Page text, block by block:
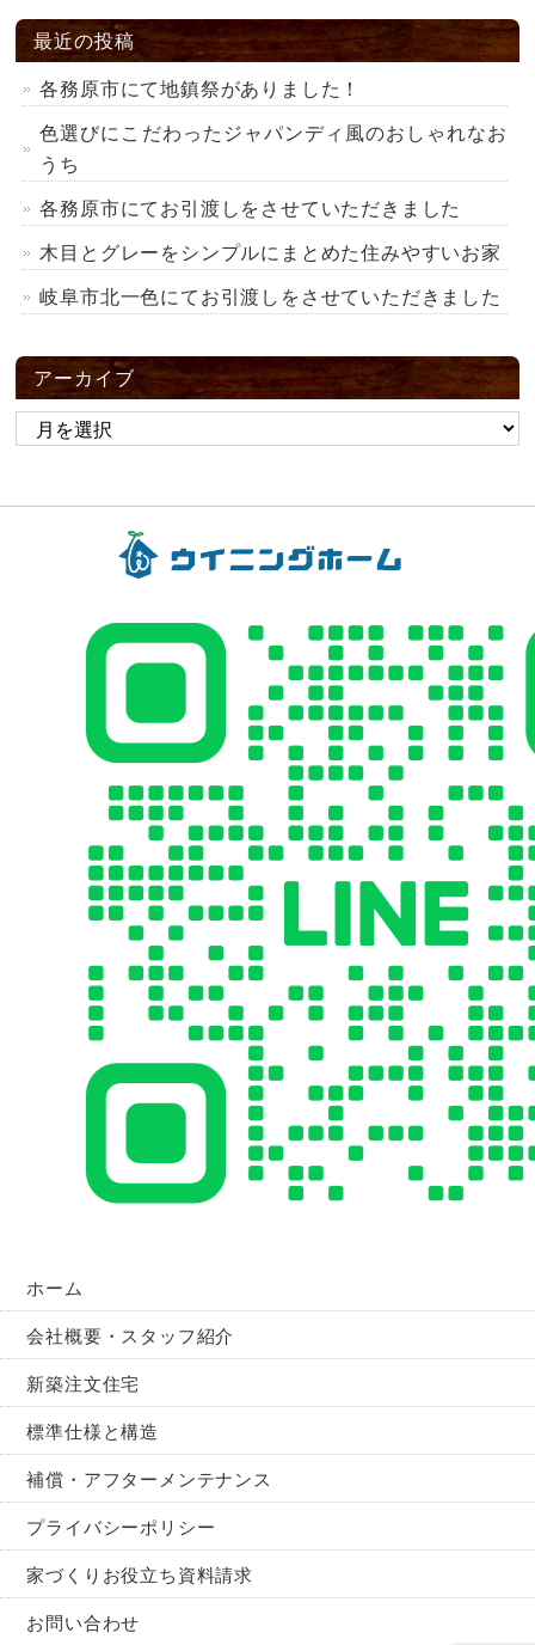
最近の投稿
各務原市にて地鎮祭がありました！
色選びにこだわったジャパンディ風のおしゃれなお
うち
各務原市にてお引渡しをさせていただきました
木目とグレーをシンプルにまとめた住みやすいお家
岐阜市北一色にてお引渡しをさせていただきました
アーカイブ
ホーム
会社概要・スタッフ紹介
新築注文住宅
標準仕様と構造
補償・アフターメンテナンス
プライバシーポリシー
家づくりお役立ち資料請求
お問い合わせ